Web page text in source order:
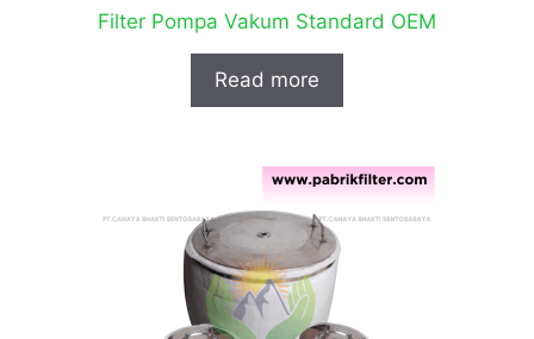
Filter Pompa Vakum Standard OEM
Read more